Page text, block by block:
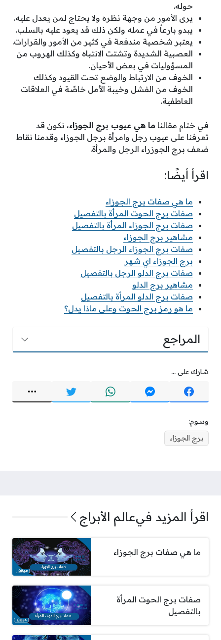
حوله.
يرى الأمور من وجهة نظره ولا يحتاج لمن يعدل عليه.
يبدو بارعاً في عمله ولكن ذلك قد يعود عليه بالسلب.
يعتبر شخصية مندفعة في كثير من الأمور والقرارات.
العصبية الشديدة وتشتت الانتباه وكذلك الهروب من
المسؤوليات في بعض الأحيان.
الخوف من الارتباط والوضع تحت القيود وكذلك
الخوف من الفشل وخيبة الأمل خاصًة في العلاقات
العاطفية.
في ختام مقالنا ما هي عيوب برج الجوزاء، نكون قد
تعرفنا على عيوب رجل وامرأة برجل الجوزاء وقدمنا نقاط
ضعف برج الجوزراء الرجل والمرأة.
اقرأ أيضًا:
ما هي صفات برج الجوزاء
صفات برج الحوت المرأة بالتفصيل
صفات برج الجوزاء المرأة بالتفصيل
مشاهير برج الجوزاء
صفات برج الجوزاء الرجل بالتفصيل
برج الجوزاء اي شهر
صفات برج الدلو الرجل بالتفصيل
مشاهير برج الدلو
صفات برج الدلو المرأة بالتفصيل
ما هو رمز برج الحوت وعلى ماذا يدل؟
المراجع
شارك على ...
وسوم:
برج الجوزاء
اقرأ المزيد فيعالم الأبراج
ما هي صفات برج الجوزاء
صفات برج الحوت المرأة
بالتفصيل